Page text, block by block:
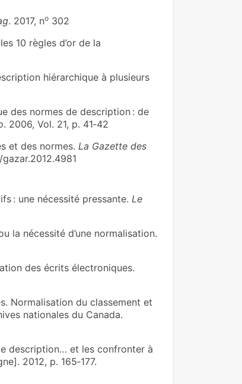
. 2017, no302
10 règles d’or de la
hiérarchique à plusieurs
des normes de description : de
. 2006, Vol. 21, p. 41‑42
et des normes. La Gazette des
: une nécessité pressante. Le
la nécessité d’une normalisation.
des écrits électroniques.
Normalisation du classement et
nationales du Canada.
description… et les confronter à
2012, p. 165‑177.